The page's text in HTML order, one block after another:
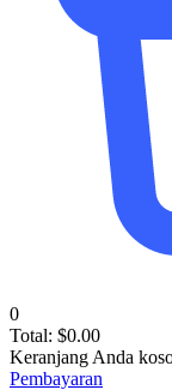
0
Total: $0.00
Keranjang Anda
Pembayaran